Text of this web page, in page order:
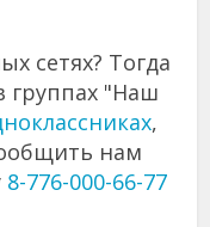
сетях? Тогда
группах "Наш
,
нам
8-776-000-66-77